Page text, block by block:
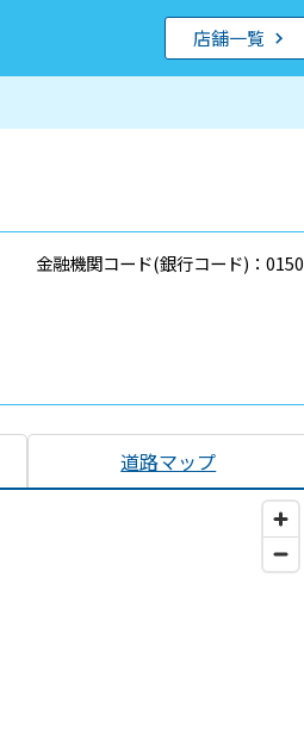
店舗一覧
金融機関コード(銀行コード)：0150
道路マップ